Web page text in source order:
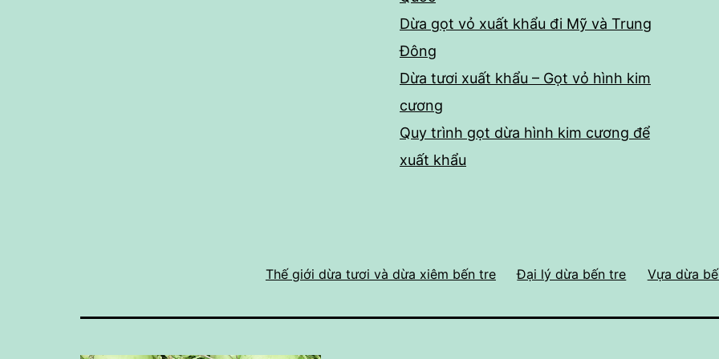
Dừa gọt vỏ xuất khẩu đi Mỹ và Trung
Đông
Dừa tươi xuất khẩu – Gọt vỏ hình kim
cương
Quy trình gọt dừa hình kim cương để
xuất khẩu
Thế giới dừa tươi và dừa xiêm bến tre Đại lý dừa bến tre Vựa dừa